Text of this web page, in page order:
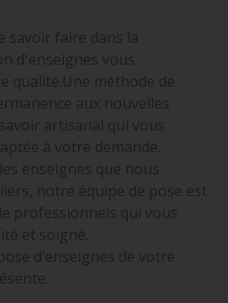
savoir faire dans la
d'enseignes vous
qualité.Une méthode de
aux nouvelles
artisanal qui vous
à votre demande.
enseignes que nous
notre équipe de pose est
professionnels qui vous
et soigné.
d’enseignes de votre